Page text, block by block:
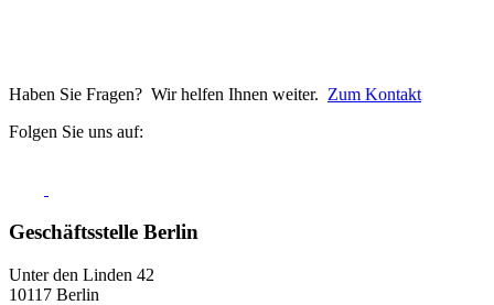
Haben Sie Fragen? Wir helfen Ihnen weiter. Zum Kontakt
Folgen Sie uns auf:
Geschäftsstelle Berlin
Unter den Linden 42
10117 Berlin